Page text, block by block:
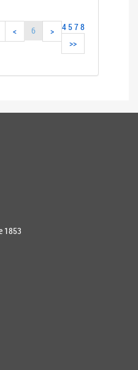
< 4 5
6 78
>
>>
1853